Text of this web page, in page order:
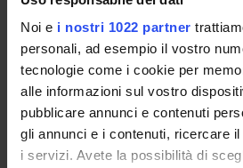
Noi e i nostri 1022 partner
personali, ad esempio il vostro
tecnologie come i cookie per
alle informazioni sul vostro
pubblicare annunci e contenuti
gli annunci e i contenuti, ricercare
i servizi. Avete la possibilità di
COLLABORAZIONE A
ORE
ATTESTAZIONE PER IL